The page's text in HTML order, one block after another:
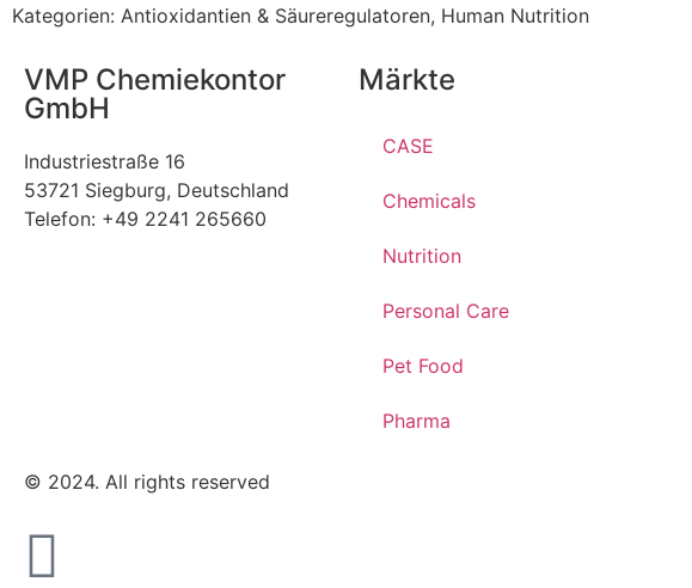
Kategorien: Antioxidantien & Säureregulatoren, Human Nutrition
VMP Chemiekontor
GmbH
Industriestraße 16
53721 Siegburg, Deutschland
Telefon: +49 2241 265660
Märkte
CASE
Chemicals
Nutrition
Personal Care
Pet Food
Pharma
© 2024. All rights reserved